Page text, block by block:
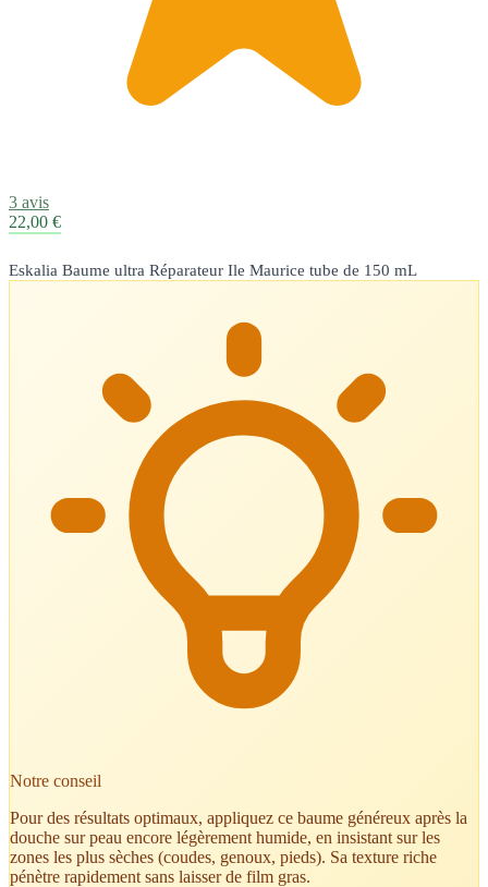
3 avis
22,00 €
Eskalia Baume ultra Réparateur Ile Maurice tube de 150 mL
Notre conseil
Pour des résultats optimaux, appliquez ce baume généreux après la
douche sur peau encore légèrement humide, en insistant sur les
zones les plus sèches (coudes, genoux, pieds). Sa texture riche
pénètre rapidement sans laisser de film gras.